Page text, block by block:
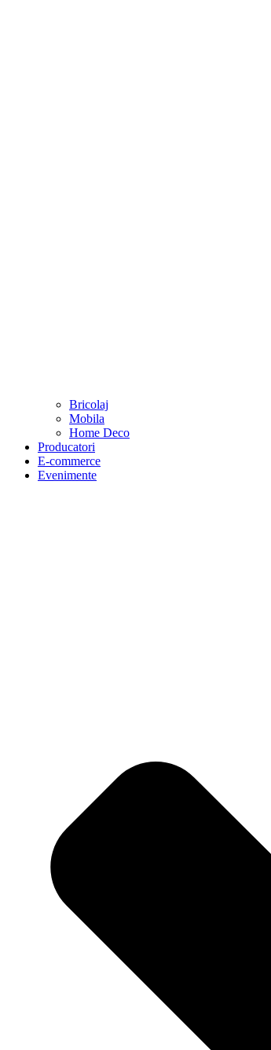
Bricolaj
Mobila
Home Deco
Producatori
E-commerce
Evenimente